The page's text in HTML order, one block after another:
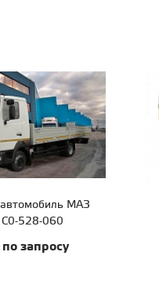
МАЗ
528-060
запросу